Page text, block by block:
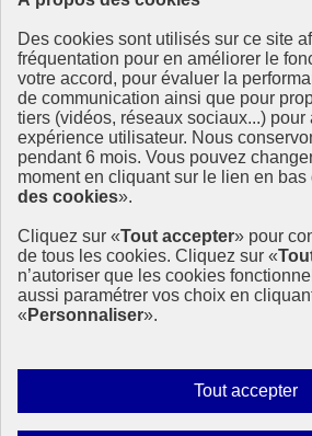
Des cookies sont utilisés sur ce site
fréquentation pour en améliorer le
votre accord, pour évaluer la
de communication ainsi que pour
tiers (vidéos, réseaux sociaux...) pour
expérience utilisateur. Nous
pendant 6 mois. Vous pouvez
moment en cliquant sur le lien en bas
des cookies».
Cliquez sur «Tout accepter» pour
de tous les cookies. Cliquez sur «
n’autoriser que les cookies
aussi paramétrer vos choix en
« Personnaliser».
Tout accepter
Ressources
Ressources
La Méth’ODD
Gouvernement
Ce site propose l’information de référence
2030 et la feuille de route de la France. Il
tous les acteurs.
info.gouv.fr- ouvre une nouvelle
service-public.fr - ouvre une
legifrance.gouv.fr- ouvre une
data.gouv.fr- ouvre une nouvelle
Plan du site
Mentions légales